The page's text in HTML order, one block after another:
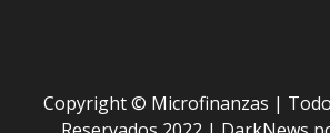
Copyright © Microfinanzas |